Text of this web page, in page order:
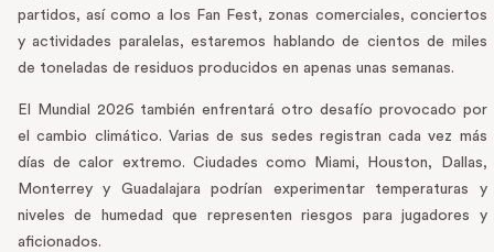
partidos, así como a los Fan Fest, zonas comerciales, conciertos
y actividades paralelas, estaremos hablando de cientos de miles
de toneladas de residuos producidos en apenas unas semanas.
El Mundial 2026 también enfrentará otro desafío provocado por
el cambio climático. Varias de sus sedes registran cada vez más
días de calor extremo. Ciudades como Miami, Houston, Dallas,
Monterrey y Guadalajara podrían experimentar temperaturas y
niveles de humedad que representen riesgos para jugadores y
aficionados.